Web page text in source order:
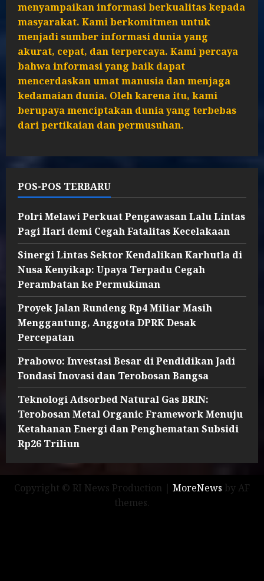
menyampaikan informasi berkualitas kepada
masyarakat. Kami berkomitmen untuk
menjadi sumber informasi dunia yang
akurat, cepat, dan terpercaya. Kami percaya
bahwa informasi yang baik dapat
mencerdaskan umat manusia dan menjaga
kedamaian dunia. Oleh karena itu, kami
berupaya menciptakan dunia yang terbebas
dari pertikaian dan permusuhan.
POS-POS TERBARU
Polri Melawi Perkuat Pengawasan Lalu Lintas
Pagi Hari demi Cegah Fatalitas Kecelakaan
Sinergi Lintas Sektor Kendalikan Karhutla di
Nusa Kenyikap: Upaya Terpadu Cegah
Perambatan ke Permukiman
Proyek Jalan Rundeng Rp4 Miliar Masih
Menggantung, Anggota DPRK Desak
Percepatan
Prabowo: Investasi Besar di Pendidikan Jadi
Fondasi Inovasi dan Terobosan Bangsa
Teknologi Adsorbed Natural Gas BRIN:
Terobosan Metal Organic Framework Menuju
Ketahanan Energi dan Penghematan Subsidi
Rp26 Triliun
Copyright © RI News Production | MoreNews by AF
themes.